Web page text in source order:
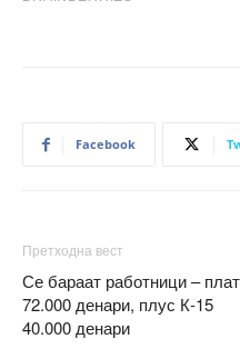
Facebook
Претходна вест
Се бараат работници –
72.000 денари, плус К-15
40.000 денари